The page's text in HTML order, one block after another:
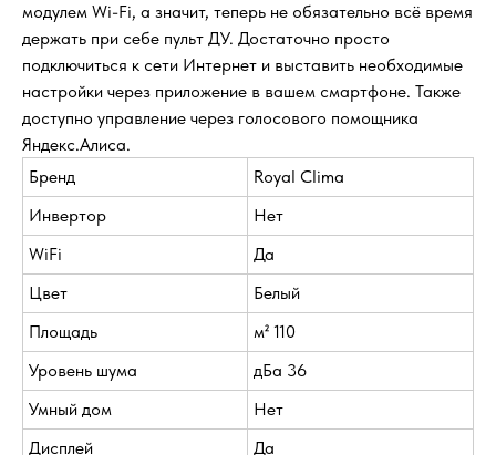
модулем Wi-Fi, а значит, теперь не обязательно всё время
держать при себе пульт ДУ. Достаточно просто
подключиться к сети Интернет и выставить необходимые
настройки через приложение в вашем смартфоне. Также
доступно управление через голосового помощника
Яндекс.Алиса.
Бренд
Royal Clima
Инвертор
Нет
WiFi
Да
Цвет
Белый
Площадь
м² 110
Уровень шума
дБа 36
Умный дом
Нет
Дисплей
Да